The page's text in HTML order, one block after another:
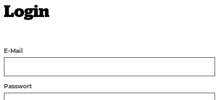
Login
E-Mail
Passwort